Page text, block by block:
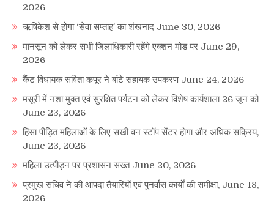
2026
ऋषिकेश से होगा ‘सेवा सप्ताह’ का शंखनाद June 30, 2026
मानसून को लेकर सभी जिलाधिकारी रहेंगे एक्शन मोड पर June 29,
2026
कैंट विधायक सविता कपूर ने बांटे सहायक उपकरण June 24, 2026
मसूरी में नशा मुक्त एवं सुरक्षित पर्यटन को लेकर विशेष कार्यशाला 26 जून को
June 23, 2026
हिंसा पीड़ित महिलाओं के लिए सखी वन स्टॉप सेंटर होगा और अधिक सक्रिय,
June 23, 2026
महिला उत्पीड़न पर प्रशासन सख्त June 20, 2026
प्रमुख सचिव ने की आपदा तैयारियों एवं पुनर्वास कार्यों की समीक्षा, June 18,
2026